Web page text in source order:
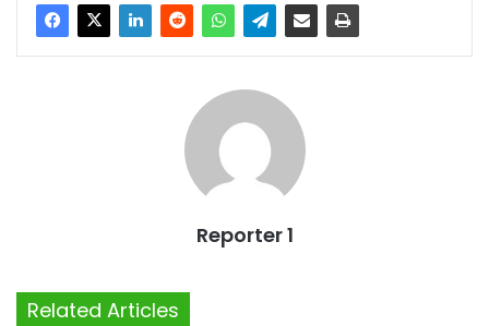
Reporter 1
Related Articles